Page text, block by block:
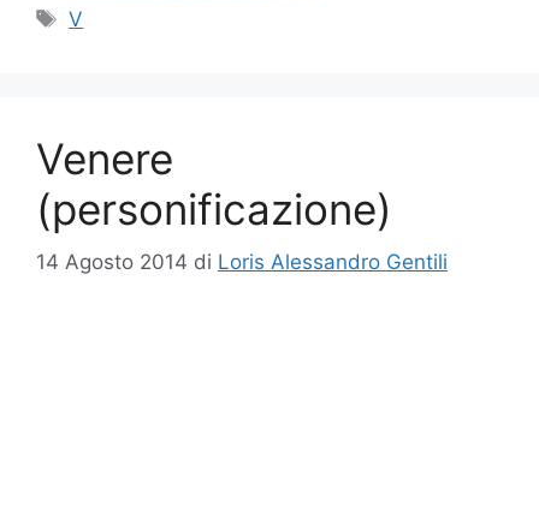
Tag
V
Venere
(personificazione)
14 Agosto 2014 di Loris Alessandro Gentili